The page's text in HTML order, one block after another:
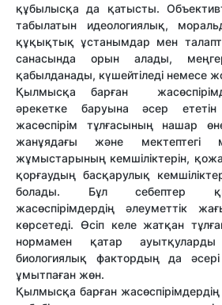
құбылысқа да қатысты.
табылатын идеологиялық,
құқықтық ұстанымдар мен
санасында орын алады,
қабылданады, күшейтіледі немесе
Қылмысқа барған
әрекетке баруына әсер
жасөспірім тұлғасының нашар
жанұядағы және
жұмыстарының кемшіліктерін,
қорғаудың басқарулық
болады. Бұл себептер
жасөспірімдердің әлеуметтік
көрсетеді. Өсіп келе жатқан
нормамен қатар
биологиялық фактордың да
ұмытпаған жөн.
Қылмысқа барған